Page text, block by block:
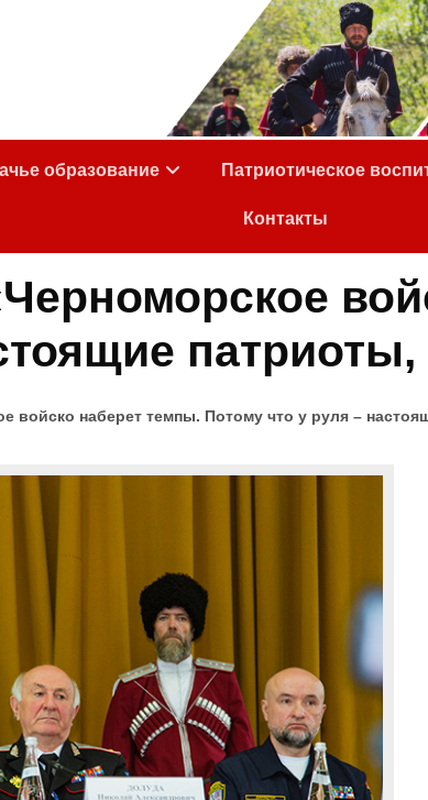
образование Патриотическое
Контакты
войско наберет темпы. Потому что у руля –